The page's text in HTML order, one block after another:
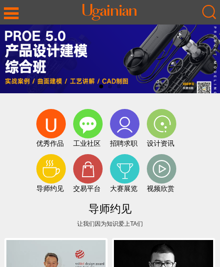
优秀作品 工业社区 招聘求职 设计资讯
导师约见 交易平台 大赛展览 视频欣赏
导师约见
让我们因为知识爱上TA们